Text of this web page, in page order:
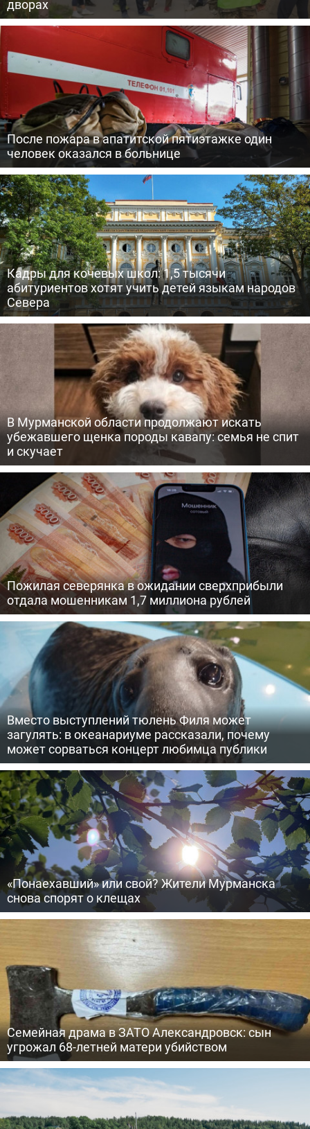
дворах
После пожара в апатитской пятиэтажке один
человек оказался в больнице
Кадры для кочевых школ: 1,5 тысячи
абитуриентов хотят учить детей языкам народов
Севера
В Мурманской области продолжают искать
убежавшего щенка породы кавапу: семья не спит
и скучает
Пожилая северянка в ожидании сверхприбыли
отдала мошенникам 1,7 миллиона рублей
Вместо выступлений тюлень Филя может
загулять: в океанариуме рассказали, почему
может сорваться концерт любимца публики
«Понаехавший» или свой? Жители Мурманска
снова спорят о клещах
Семейная драма в ЗАТО Александровск: сын
угрожал 68-летней матери убийством